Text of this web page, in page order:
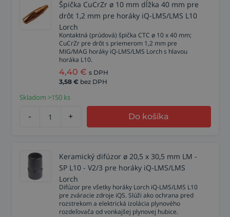
Špička CuCrZr ø 10 mm dĺžka 40 mm pre
drôt 1,2 mm pre horáky iQ-LMS/LMS L10
Lorch
Kontaktná (prúdová) špička CTC ø 10 x 40 mm;
CuCrZr pre drôt s priemerom 1,2 mm pre
MIG/MAG horáky iQ-LMS/LMS Lorch s hlavou
horáka L10.
4,40 € s DPH
3,58 € bez DPH
Skladom >150 ks
- + Do košíka
Keramický difúzor ø 20,5 x 30,5 mm LM -
SP L10 - V2/3 pre horáky iQ-LMS/LMS
Lorch
Difúzor pre všetky horáky Lorch iQ-LMS/LMS L10
pre zváracie zdroje iQS. Slúži ako ochrana pred
rozstrekom a elektrická izolácia plynového
rozdeľovača od vonkajšej plynovej hubice.